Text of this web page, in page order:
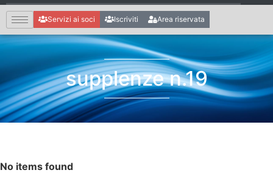
Servizi ai soci Iscriviti Area riservata
supplenze n.19
No items found